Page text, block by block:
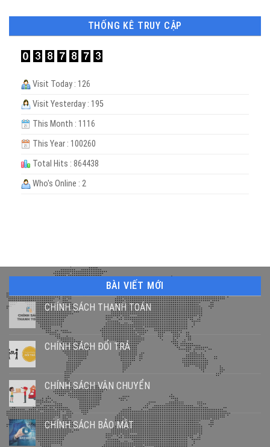
THỐNG KÊ TRUY CẬP
Visit Today : 126
Visit Yesterday : 195
This Month : 1116
This Year : 100260
Total Hits : 864438
Who's Online : 2
BÀI VIẾT MỚI
CHÍNH SÁCH THANH TOÁN
CHÍNH SÁCH ĐỔI TRẢ
CHÍNH SÁCH VẬN CHUYỂN
CHÍNH SÁCH BẢO MẬT